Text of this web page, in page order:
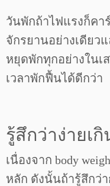
วันพักถ้าไฟแรงก็คา
จักรยานอย่างเดียว
หยุดพักทุกอย่างในเ
เวลาพักฟื้นได้ดีกว่า
รู้สึกว่าง่ายเกิ
เนื่องจาก body
หลัก ดังนั้นถ้ารู้สึกว่